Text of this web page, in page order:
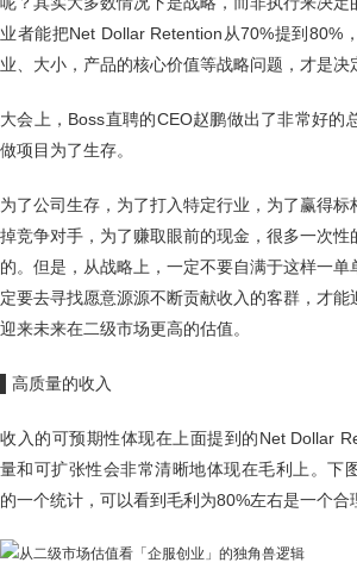
业者能把Net Dollar Retention从70%提到80%
业、大小，产品的核心价值等战略问题，才是决
大会上，Boss直聘的CEO赵鹏做出了非常好的
做项目为了生存。
为了公司生存，为了打入特定行业，为了赢得
掉竞争对手，为了赚取眼前的现金，很多一次
的。但是，从战略上，一定不要自满于这样一
定要去寻找愿意源源不断贡献收入的客群，才
迎来未来在二级市场更高的估值。
高质量的收入
收入的可预期性体现在上面提到的Net Dollar
量和可扩张性会非常清晰地体现在毛利上。下
的一个统计，可以看到毛利为80%左右是一个合